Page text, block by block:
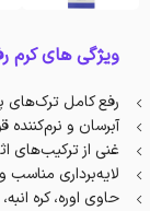
ویژگی های کرم
رفع کامل ترک‌های
آبرسان و
غنی از ترکیب‌های
لایه‌برداری
حاوی اوره، کره